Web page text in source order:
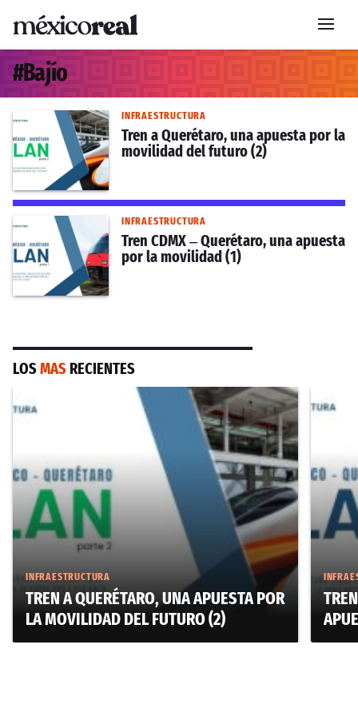
#Bajío
INFRAESTRUCTURA
Tren a Querétaro, una apuesta por la
movilidad del futuro (2)
INFRAESTRUCTURA
Tren CDMX – Querétaro, una apuesta
por la movilidad (1)
LOSMAS RECIENTES
INFRAESTRUCTURA
TREN A QUERÉTARO, UNA APUESTA POR
LA MOVILIDAD DEL FUTURO (2)